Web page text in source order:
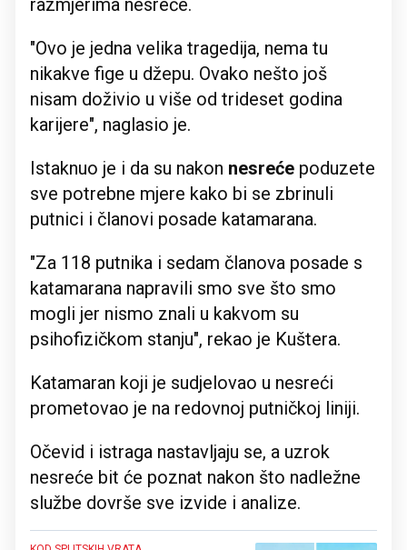
razmjerima nesreće.
"Ovo je jedna velika tragedija, nema tu
nikakve fige u džepu. Ovako nešto još
nisam doživio u više od trideset godina
karijere", naglasio je.
Istaknuo je i da su nakon nesreće poduzete
sve potrebne mjere kako bi se zbrinuli
putnici i članovi posade katamarana.
"Za 118 putnika i sedam članova posade s
katamarana napravili smo sve što smo
mogli jer nismo znali u kakvom su
psihofizičkom stanju", rekao je Kuštera.
Katamaran koji je sudjelovao u nesreći
prometovao je na redovnoj putničkoj liniji.
Očevid i istraga nastavljaju se, a uzrok
nesreće bit će poznat nakon što nadležne
službe dovrše sve izvide i analize.